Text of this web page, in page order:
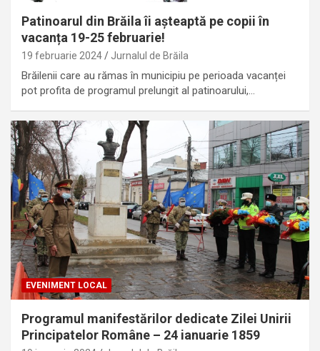
Patinoarul din Brăila îi așteaptă pe copii în
vacanța 19-25 februarie!
19 februarie 2024 Jurnalul de Brăila
Brăilenii care au rămas în municipiu pe perioada vacanței
pot profita de programul prelungit al patinoarului,…
EVENIMENT LOCAL
Programul manifestărilor dedicate Zilei Unirii
Principatelor Române – 24 ianuarie 1859